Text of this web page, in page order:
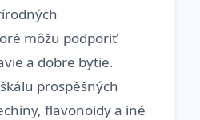
môžu podporiť
a dobre bytie.
prospěšných
flavonoidy a iné